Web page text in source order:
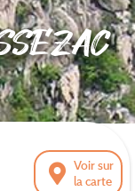
Voir sur
la carte